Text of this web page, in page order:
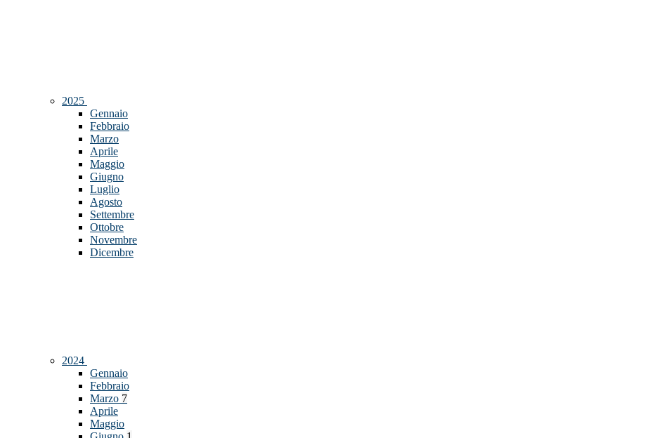
2025
Gennaio
Febbraio
Marzo
Aprile
Maggio
Giugno
Luglio
Agosto
Settembre
Ottobre
Novembre
Dicembre
2024
Gennaio
Febbraio
Marzo 7
Aprile
Maggio